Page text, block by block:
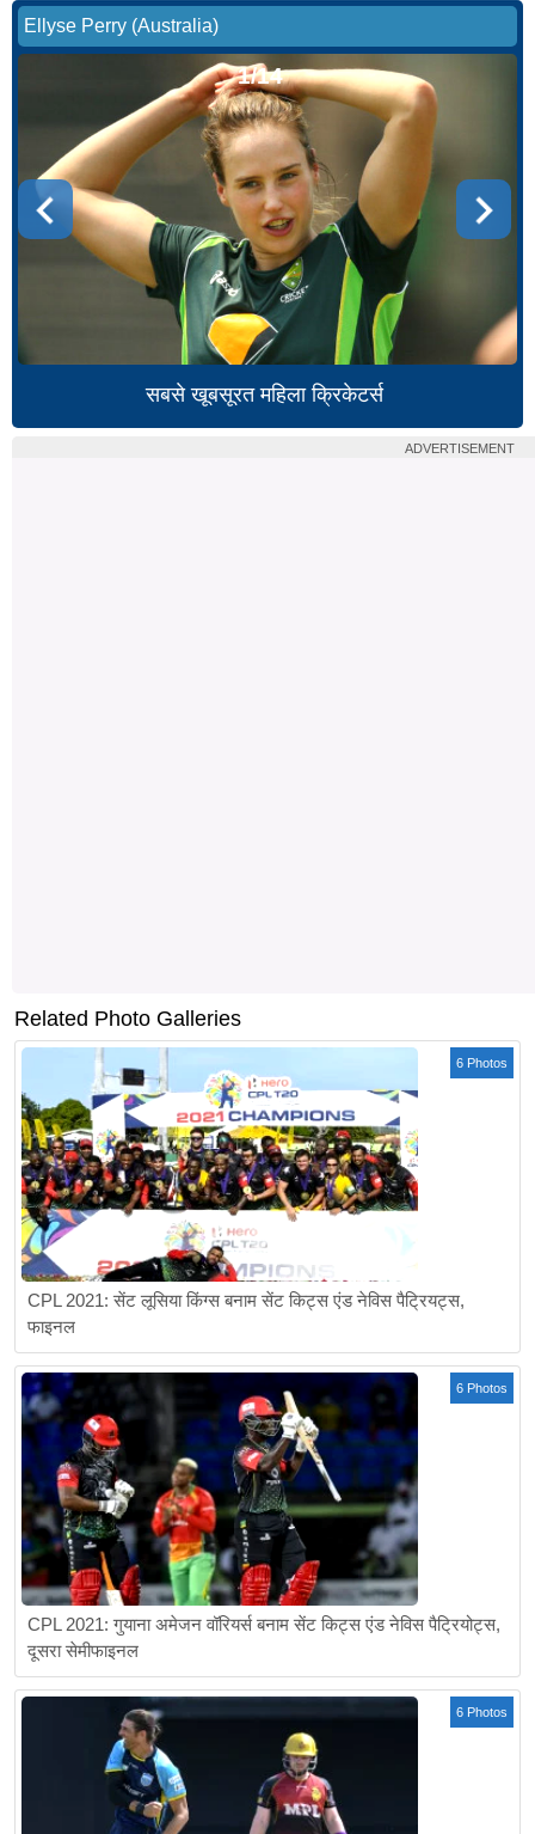
Ellyse Perry (Australia)
1/14
सबसे खूबसूरत महिला क्रिकेटर्स
ADVERTISEMENT
Related Photo Galleries
6 Photos
CPL 2021: सेंट लूसिया किंग्स बनाम सेंट किट्स एंड नेविस पैट्रियट्स,
फाइनल
6 Photos
CPL 2021: गुयाना अमेजन वॉरियर्स बनाम सेंट किट्स एंड नेविस पैट्रियोट्स,
दूसरा सेमीफाइनल
6 Photos